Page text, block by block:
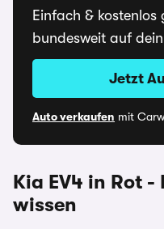
Einfach &
bundesweit auf
Jetzt
Auto verkaufen mit
Kia EV4 in Rot -
wissen